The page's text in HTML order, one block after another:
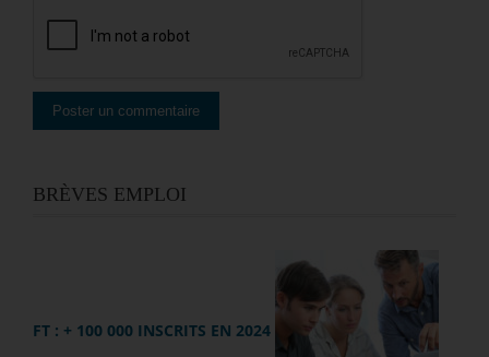
BRÈVES EMPLOI
FT : + 100 000 INSCRITS EN 2024